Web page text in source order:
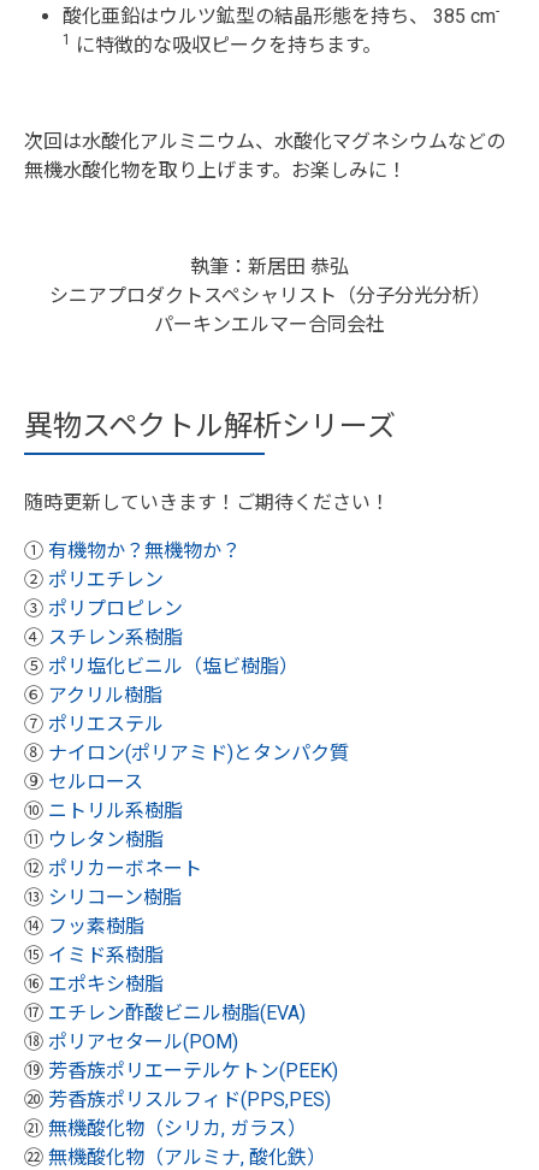
酸化亜鉛はウルツ鉱型の結晶形態を持ち、 385 cm-
1
に特徴的な吸収ピークを持ちます。
次回は水酸化アルミニウム、水酸化マグネシウムなどの
無機水酸化物を取り上げます。お楽しみに！
執筆：新居田 恭弘
シニアプロダクトスペシャリスト（分子分光分析）
パーキンエルマー合同会社
異物スペクトル解析シリーズ
随時更新していきます！ご期待ください！
① 有機物か？無機物か？
② ポリエチレン
③ ポリプロピレン
④ スチレン系樹脂
⑤ ポリ塩化ビニル（塩ビ樹脂）
⑥ アクリル樹脂
⑦ ポリエステル
⑧ ナイロン(ポリアミド)とタンパク質
⑨ セルロース
⑩ ニトリル系樹脂
⑪ ウレタン樹脂
⑫ ポリカーボネート
⑬ シリコーン樹脂
⑭ フッ素樹脂
⑮ イミド系樹脂
⑯ エポキシ樹脂
⑰ エチレン酢酸ビニル樹脂(EVA)
⑱ ポリアセタール(POM)
⑲ 芳香族ポリエーテルケトン(PEEK)
⑳ 芳香族ポリスルフィド(PPS,PES)
㉑ 無機酸化物（シリカ, ガラス）
㉒ 無機酸化物（アルミナ, 酸化鉄）